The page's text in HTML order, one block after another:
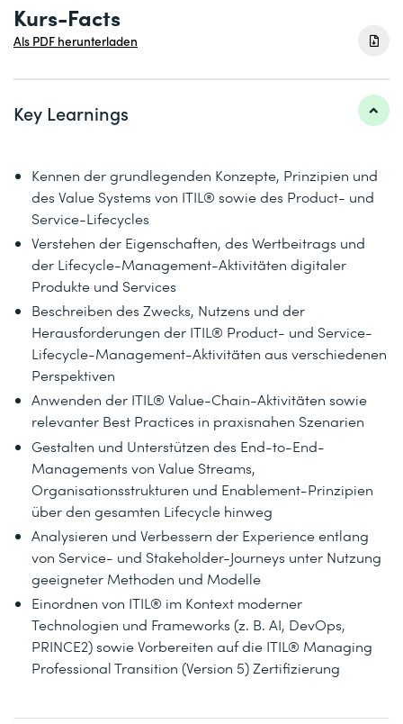
Kurs-Facts
Als PDF herunterladen
Key Learnings
Kennen der grundlegenden Konzepte, Prinzipien und
des Value Systems von ITIL® sowie des Product- und
Service-Lifecycles
Verstehen der Eigenschaften, des Wertbeitrags und
der Lifecycle-Management-Aktivitäten digitaler
Produkte und Services
Beschreiben des Zwecks, Nutzens und der
Herausforderungen der ITIL® Product- und Service-
Lifecycle-Management-Aktivitäten aus verschiedenen
Perspektiven
Anwenden der ITIL® Value-Chain-Aktivitäten sowie
relevanter Best Practices in praxisnahen Szenarien
Gestalten und Unterstützen des End-to-End-
Managements von Value Streams,
Organisationsstrukturen und Enablement-Prinzipien
über den gesamten Lifecycle hinweg
Analysieren und Verbessern der Experience entlang
von Service- und Stakeholder-Journeys unter Nutzung
geeigneter Methoden und Modelle
Einordnen von ITIL® im Kontext moderner
Technologien und Frameworks (z. B. AI, DevOps,
PRINCE2) sowie Vorbereiten auf die ITIL® Managing
Professional Transition (Version 5) Zertifizierung